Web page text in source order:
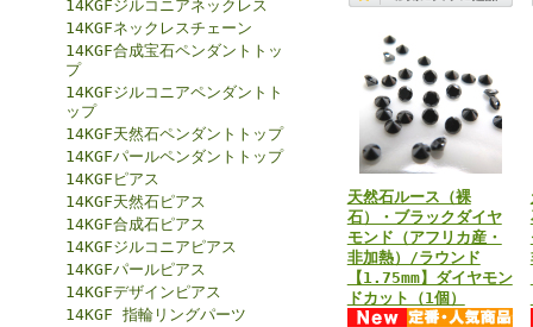
14KGFジルコニアネックレス
14KGFネックレスチェーン
14KGF合成宝石ペンダントトッ
プ
14KGFジルコニアペンダントト
ップ
14KGF天然石ペンダントトップ
14KGFパールペンダントトップ
14KGFピアス
14KGF天然石ピアス
14KGF合成石ピアス
14KGFジルコニアピアス
14KGFパールピアス
14KGFデザインピアス
14KGF 指輪リングパーツ
天然石ルース（裸
石）・ブラックダイヤ
モンド（アフリカ産・
非加熱）/ラウンド
【1.75mm】ダイヤモン
ドカット（1個）